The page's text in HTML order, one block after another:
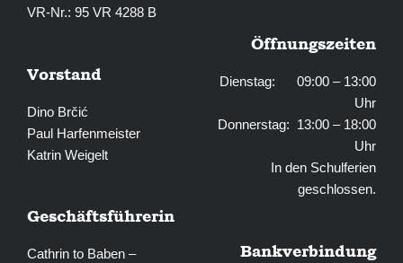
VR-Nr.: 95 VR 4288 B
Vorstand
Dino Brčić
Paul Harfenmeister
Katrin Weigelt
Geschäftsführerin
Cathrin to Baben –
Öffnungszeiten
Dienstag: 09:00 – 13:00
Uhr
Donnerstag: 13:00 – 18:00
Uhr
In den Schulferien
geschlossen.
Bankverbindung